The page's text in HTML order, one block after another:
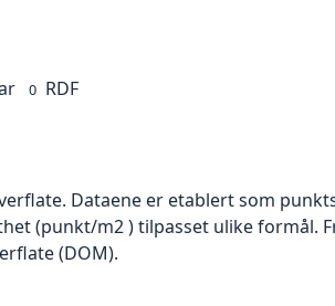
0 RDF
Dataene er etablert som
(punkt/m2 ) tilpasset ulike formål.
(DOM).